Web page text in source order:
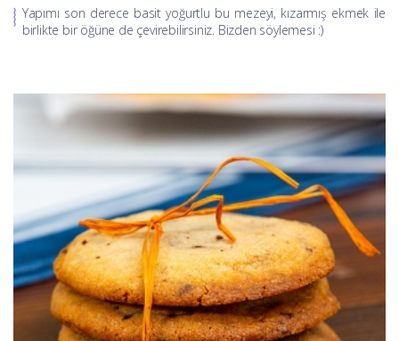
Yapımı son derece basit yoğurtlu bu mezeyi, kızarmış ekmek ile
birlikte bir öğüne de çevirebilirsiniz. Bizden söylemesi :)